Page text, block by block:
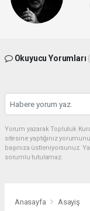
Okuyucu Yorumları
Yorum yazarak Topluluk
sitesine yaptığınız
başınıza üstleniyorsunuz.
sorumlu tutulamaz.
Anasayfa Asayiş